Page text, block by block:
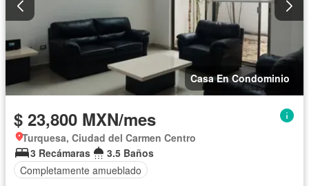
Casa En Condominio
$ 23,800 MXN/mes
Turquesa, Ciudad del Carmen Centro
3 Recámaras
3.5 Baños
Completamente amueblado